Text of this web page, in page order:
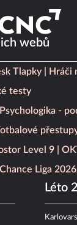
webů
Tlapky Hráči
testy
Psychologika -
Level 9
Chance Liga
Léto